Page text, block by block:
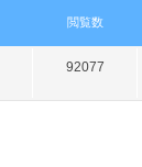
閲覧数
92077閲